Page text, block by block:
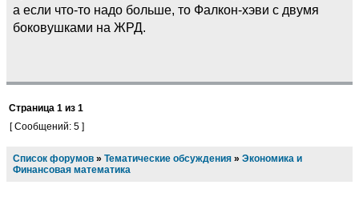
а если что-то надо больше, то Фалкон-хэви с двумя
боковушками на ЖРД.
Страница 1 из 1
[ Сообщений: 5 ]
Список форумов » Тематические обсуждения » Экономика и
Финансовая математика